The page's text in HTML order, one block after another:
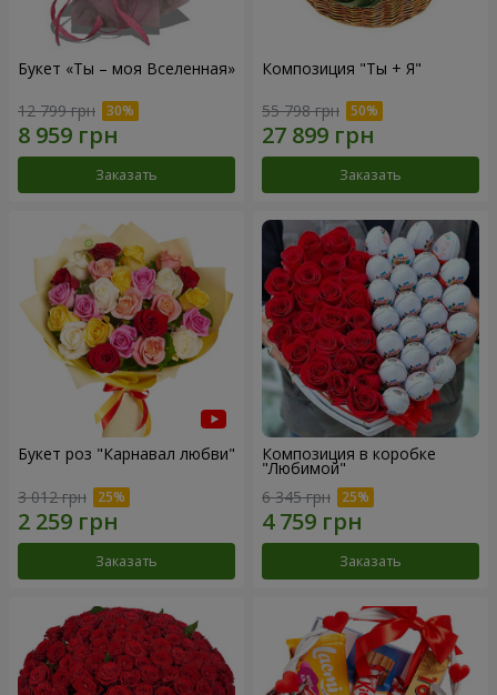
Букет «Ты – моя Вселенная»
12 799 грн
Заказать
Композиция "Ты + Я"
55 798 грн
Заказать
Букет роз "Карнавал любви"
3 012 грн
Заказать
Композиция в коробке
"Любимой"
6 345 грн
Заказать